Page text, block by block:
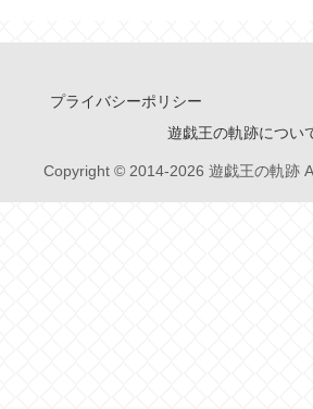
プライバシーポリシー
遊戯王の軌跡につい
Copyright © 2014-2026 遊戯王の軌跡